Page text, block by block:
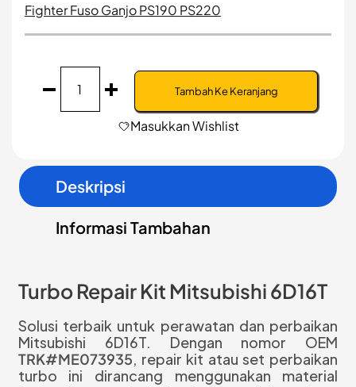
Fighter Fuso Ganjo PS190 PS220
Turbo
Tambah Ke Keranjang
Masukkan Wishlist
Deskripsi
Informasi Tambahan
Turbo Repair Kit Mitsubishi 6D16T
Solusi terbaik untuk perawatan dan perbaikan
Mitsubishi 6D16T. Dengan nomor OEM
TRK#ME073935, repair kit atau set perbaikan
turbo ini dirancang menggunakan material